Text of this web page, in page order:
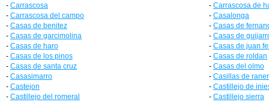
- Carrascosa - Carrascosa de
- Carrascosa del campo - Casalonga
- Casas de benitez - Casas de
- Casas de garcimolina - Casas de
- Casas de haro - Casas de juan
- Casas de los pinos - Casas de roldan
- Casas de santa cruz - Casas del olmo
- Casasimarro - Casillas de
- Castejon - Castillejo de
- Castillejo del romeral - Castillejo sierra